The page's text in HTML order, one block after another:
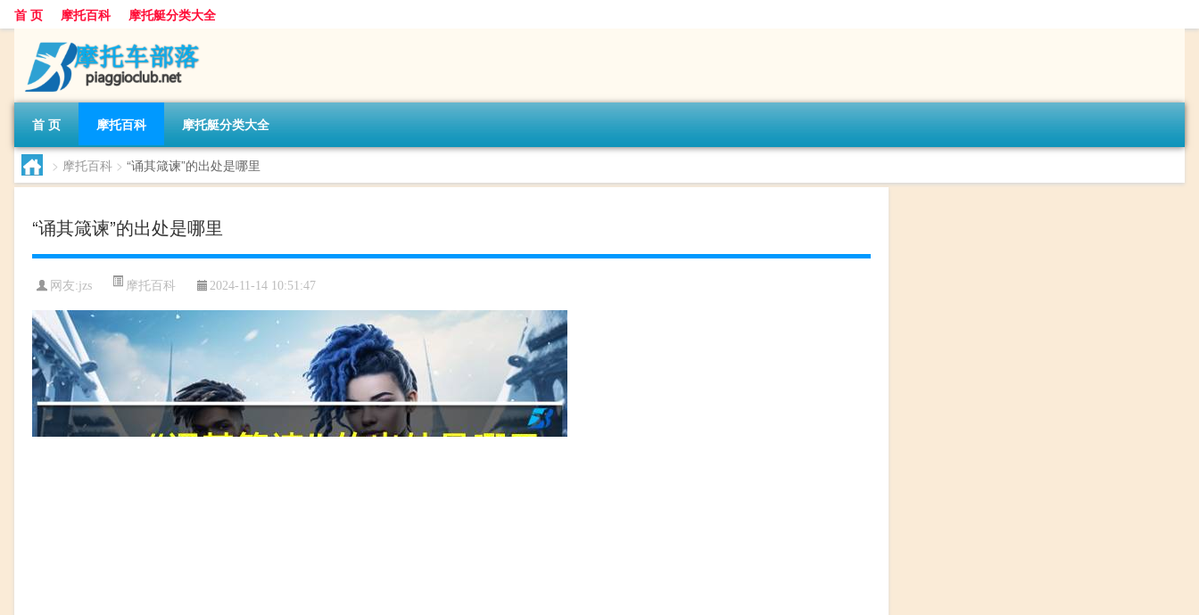
首 页 摩托百科 摩托艇分类大全
首 页 摩托百科 摩托艇分类大全
> 摩托百科 > “诵其箴谏”的出处是哪里
“诵其箴谏”的出处是哪里
网友:jzs 摩托百科 2024-11-14 10:51:47